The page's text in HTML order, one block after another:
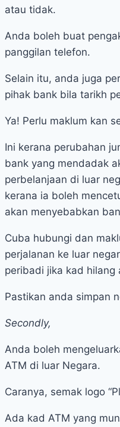
atau tidak.
Anda boleh buat
panggilan telefon.
Selain itu, anda juga
pihak bank bila tarikh
Ya! Perlu maklum kan
Ini kerana perubahan
bank yang mendadak
perbelanjaan di luar
kerana ia boleh
akan menyebabkan
Cuba hubungi dan
perjalanan ke luar
peribadi jika kad hilang
Pastikan anda simpan
Secondly,
Anda boleh
ATM di luar Negara.
Caranya, semak logo
Ada kad ATM yang